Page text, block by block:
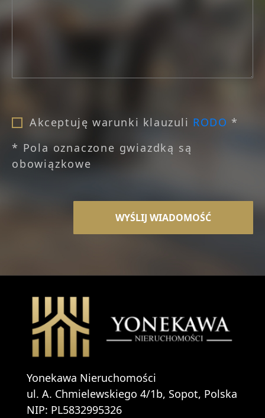
Akceptuję warunki klauzuli RODO *
* Pola oznaczone gwiazdką są
obowiązkowe
Yonekawa Nieruchomości
ul. A. Chmielewskiego 4/1b, Sopot, Polska
NIP: PL5832995326